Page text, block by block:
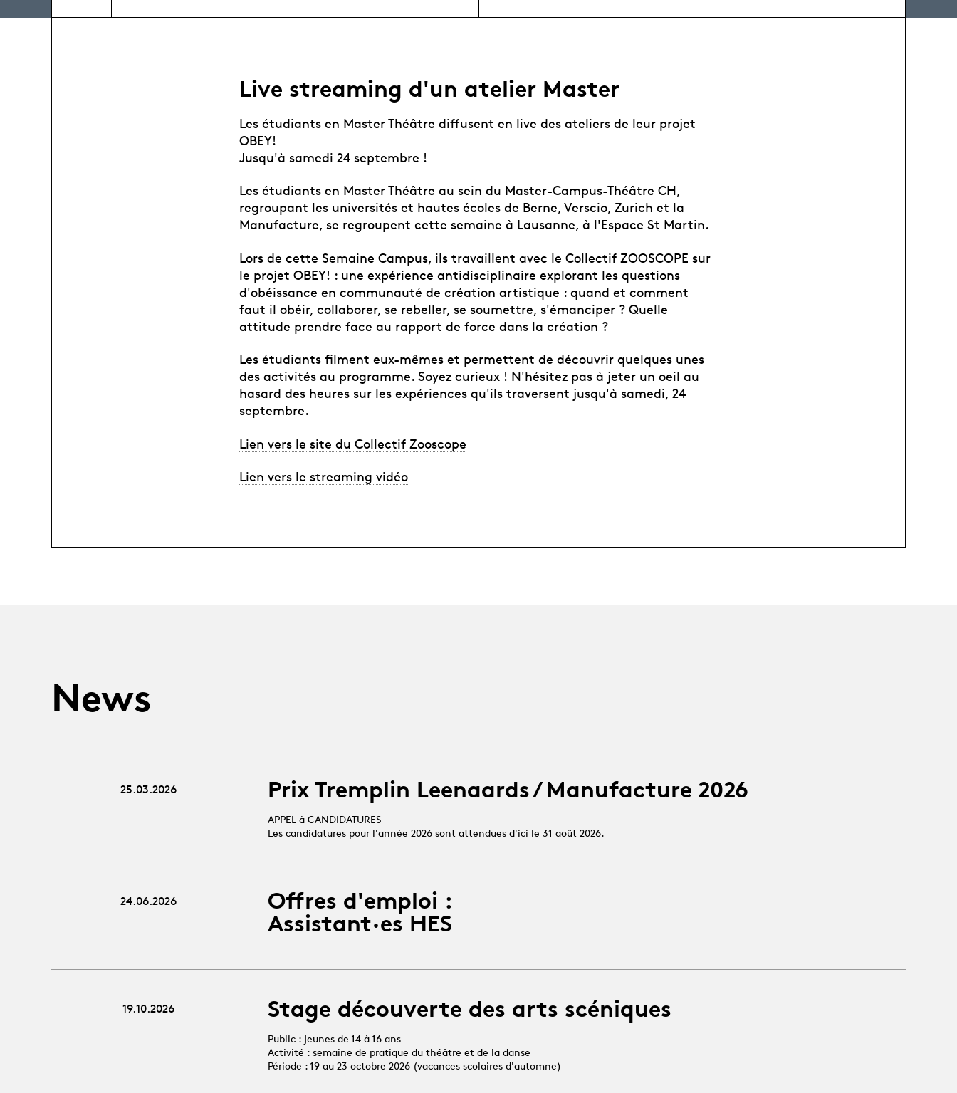
Live streaming d'un atelier Master
Les étudiants en Master Théâtre diffusent en live des ateliers de leur projet
OBEY!
Jusqu'à samedi 24 septembre !
Les étudiants en Master Théâtre au sein du Master-Campus-Théâtre CH,
regroupant les universités et hautes écoles de Berne, Verscio, Zurich et la
Manufacture, se regroupent cette semaine à Lausanne, à l'Espace St Martin.
Lors de cette Semaine Campus, ils travaillent avec le Collectif ZOOSCOPE sur
le projet OBEY! : une expérience antidisciplinaire explorant les questions
d'obéissance en communauté de création artistique : quand et comment
faut il obéir, collaborer, se rebeller, se soumettre, s'émanciper ? Quelle
attitude prendre face au rapport de force dans la création ?
Les étudiants filment eux-mêmes et permettent de découvrir quelques unes
des activités au programme. Soyez curieux ! N'hésitez pas à jeter un oeil au
hasard des heures sur les expériences qu'ils traversent jusqu'à samedi, 24
septembre.
Lien vers le site du Collectif Zooscope
Lien vers le streaming vidéo
News
25.03.2026 Prix Tremplin Leenaards / Manufacture 2026
APPEL à CANDIDATURES
Les candidatures pour l'année 2026 sont attendues d'ici le 31 août 2026.
24.06.2026
Offres d'emploi :
Assistant·es HES
19.10.2026 Stage découverte des arts scéniques
Public : jeunes de 14 à 16 ans
Activité : semaine de pratique du théâtre et de la danse
Période : 19 au 23 octobre 2026 (vacances scolaires d'automne)